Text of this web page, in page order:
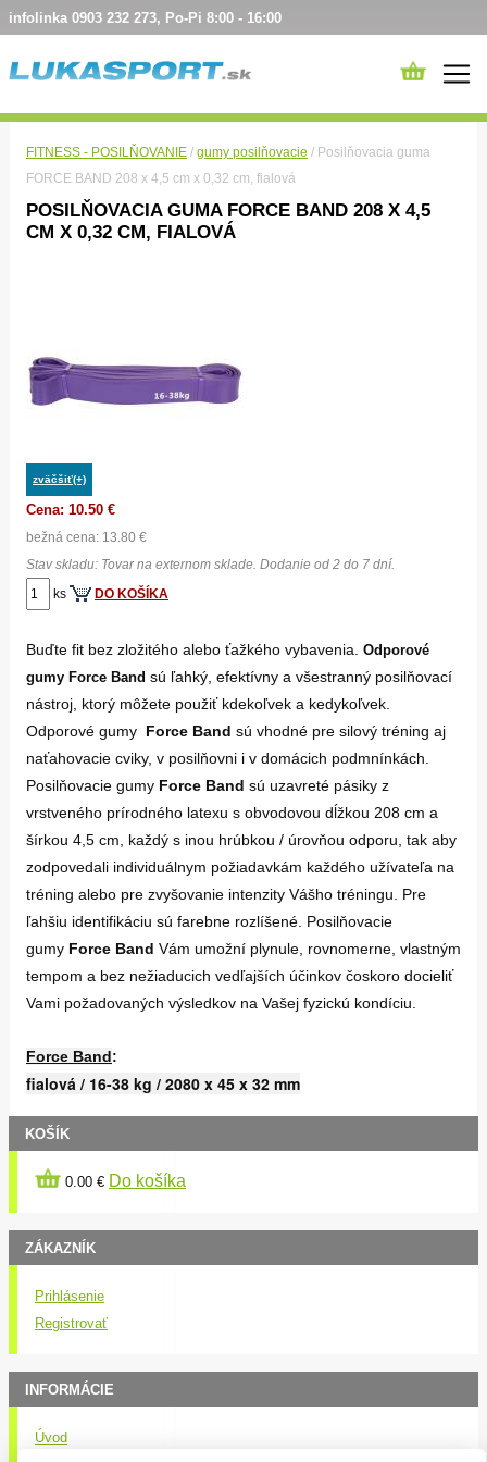
infolinka 0903 232 273, Po-Pi 8:00 - 16:00
FITNESS - POSILŇOVANIE / gumy posilňovacie / Posilňovacia guma
FORCE BAND 208 x 4,5 cm x 0,32 cm, fialová
POSILŇOVACIA GUMA FORCE BAND 208 X 4,5
CM X 0,32 CM, FIALOVÁ
zväčšiť(+)
Cena: 10.50 €
bežná cena: 13.80 €
Stav skladu: Tovar na externom sklade. Dodanie od 2 do 7 dní.
ks
DO KOŠÍKA
Buďte fit bez zložitého alebo ťažkého vybavenia. Odporové
gumy Force Band sú ľahký, efektívny a všestranný posilňovací
nástroj, ktorý môžete použiť kdekoľvek a kedykoľvek.
Odporové gumy Force Band sú vhodné pre silový tréning aj
naťahovacie cviky, v posilňovni i v domácich podmnínkách.
Posilňovacie gumy Force Band sú uzavreté pásiky z
vrstveného prírodného latexu s obvodovou dĺžkou 208 cm a
šírkou 4,5 cm, každý s inou hrúbkou / úrovňou odporu, tak aby
zodpovedali individuálnym požiadavkám každého užívateľa na
tréning alebo pre zvyšovanie intenzity Vášho tréningu. Pre
ľahšiu identifikáciu sú farebne rozlíšené. Posilňovacie
gumy Force Band Vám umožní plynule, rovnomerne, vlastným
tempom a bez nežiaducich vedľajších účinkov čoskoro docieliť
Vami požadovaných výsledkov na Vašej fyzickú kondíciu.
Force Band:
fialová / 16-38 kg / 2080 x 45 x 32 mm
KOŠÍK
0.00 € Do košíka
ZÁKAZNÍK
Prihlásenie
Registrovať
INFORMÁCIE
Úvod